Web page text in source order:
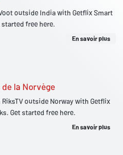
outside India with Getflix Smart
started free here.
En savoir plus
la Norvège
outside Norway with Getflix
Get started free here.
En savoir plus